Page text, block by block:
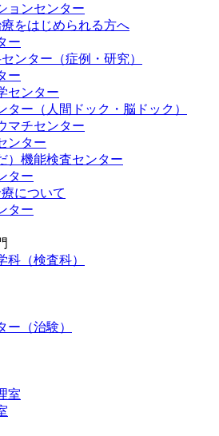
ョンセンター
をはじめられる方へ
ー
ンター（症例・研究）
ー
センター
ター（人間ドック・脳ドック）
マチセンター
ンター
）機能検査センター
ター
について
ター
科（検査科）
ー（治験）
室